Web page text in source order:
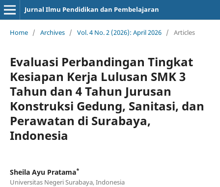
Jurnal Ilmu Pendidikan dan Pembelajaran
Home / Archives / Vol. 4 No. 2 (2026): April 2026 / Articles
Evaluasi Perbandingan Tingkat
Kesiapan Kerja Lulusan SMK 3
Tahun dan 4 Tahun Jurusan
Konstruksi Gedung, Sanitasi, dan
Perawatan di Surabaya,
Indonesia
Sheila Ayu Pratama*
Universitas Negeri Surabaya, Indonesia